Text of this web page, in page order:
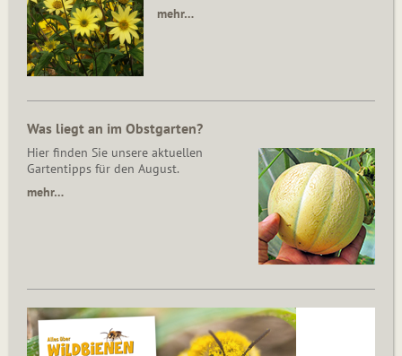
mehr…
Was liegt an im Obstgarten?
Hier finden Sie unsere aktuellen
Gartentipps für den August.
mehr…